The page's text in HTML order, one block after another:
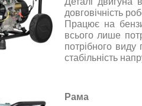
довговічність
Працює на
всього лише
потрібного виду
стабільність
Рама